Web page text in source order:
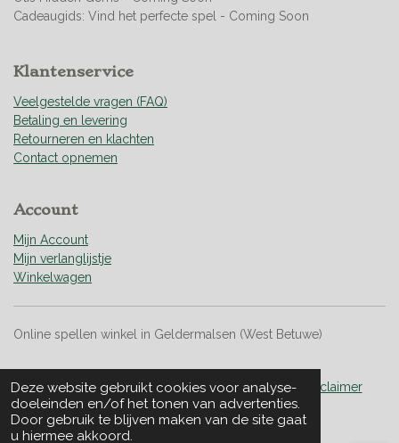
Deze website gebruikt cookies voor analyse-
doeleinden en/of het tonen van advertenties.
Door gebruik te blijven maken van de site gaat
u hiermee akkoord.
6
9
9
1
s
t
r
e
n
Cadeaugids: Vind het perfecte spel - Coming Soon
Klantenservice
Veelgestelde vragen (FAQ)
Betaling en levering
Retourneren en klachten
Contact opnemen
Account
Mijn Account
Mijn verlanglijstje
Winkelwagen
Online spellen winkel in Geldermalsen (West Betuwe)
Algemene Voorwaarden|Privacy & Cookies| Disclaimer
© 2022 - 2026 Vividly Boardgames